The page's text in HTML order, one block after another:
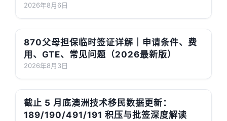
2026年8月6日
870父母担保临时签证详解｜申请条件、费
用、GTE、常见问题（2026最新版）
2026年8月3日
截止 5 月底澳洲技术移民数据更新：
189/190/491/191 积压与批签深度解读